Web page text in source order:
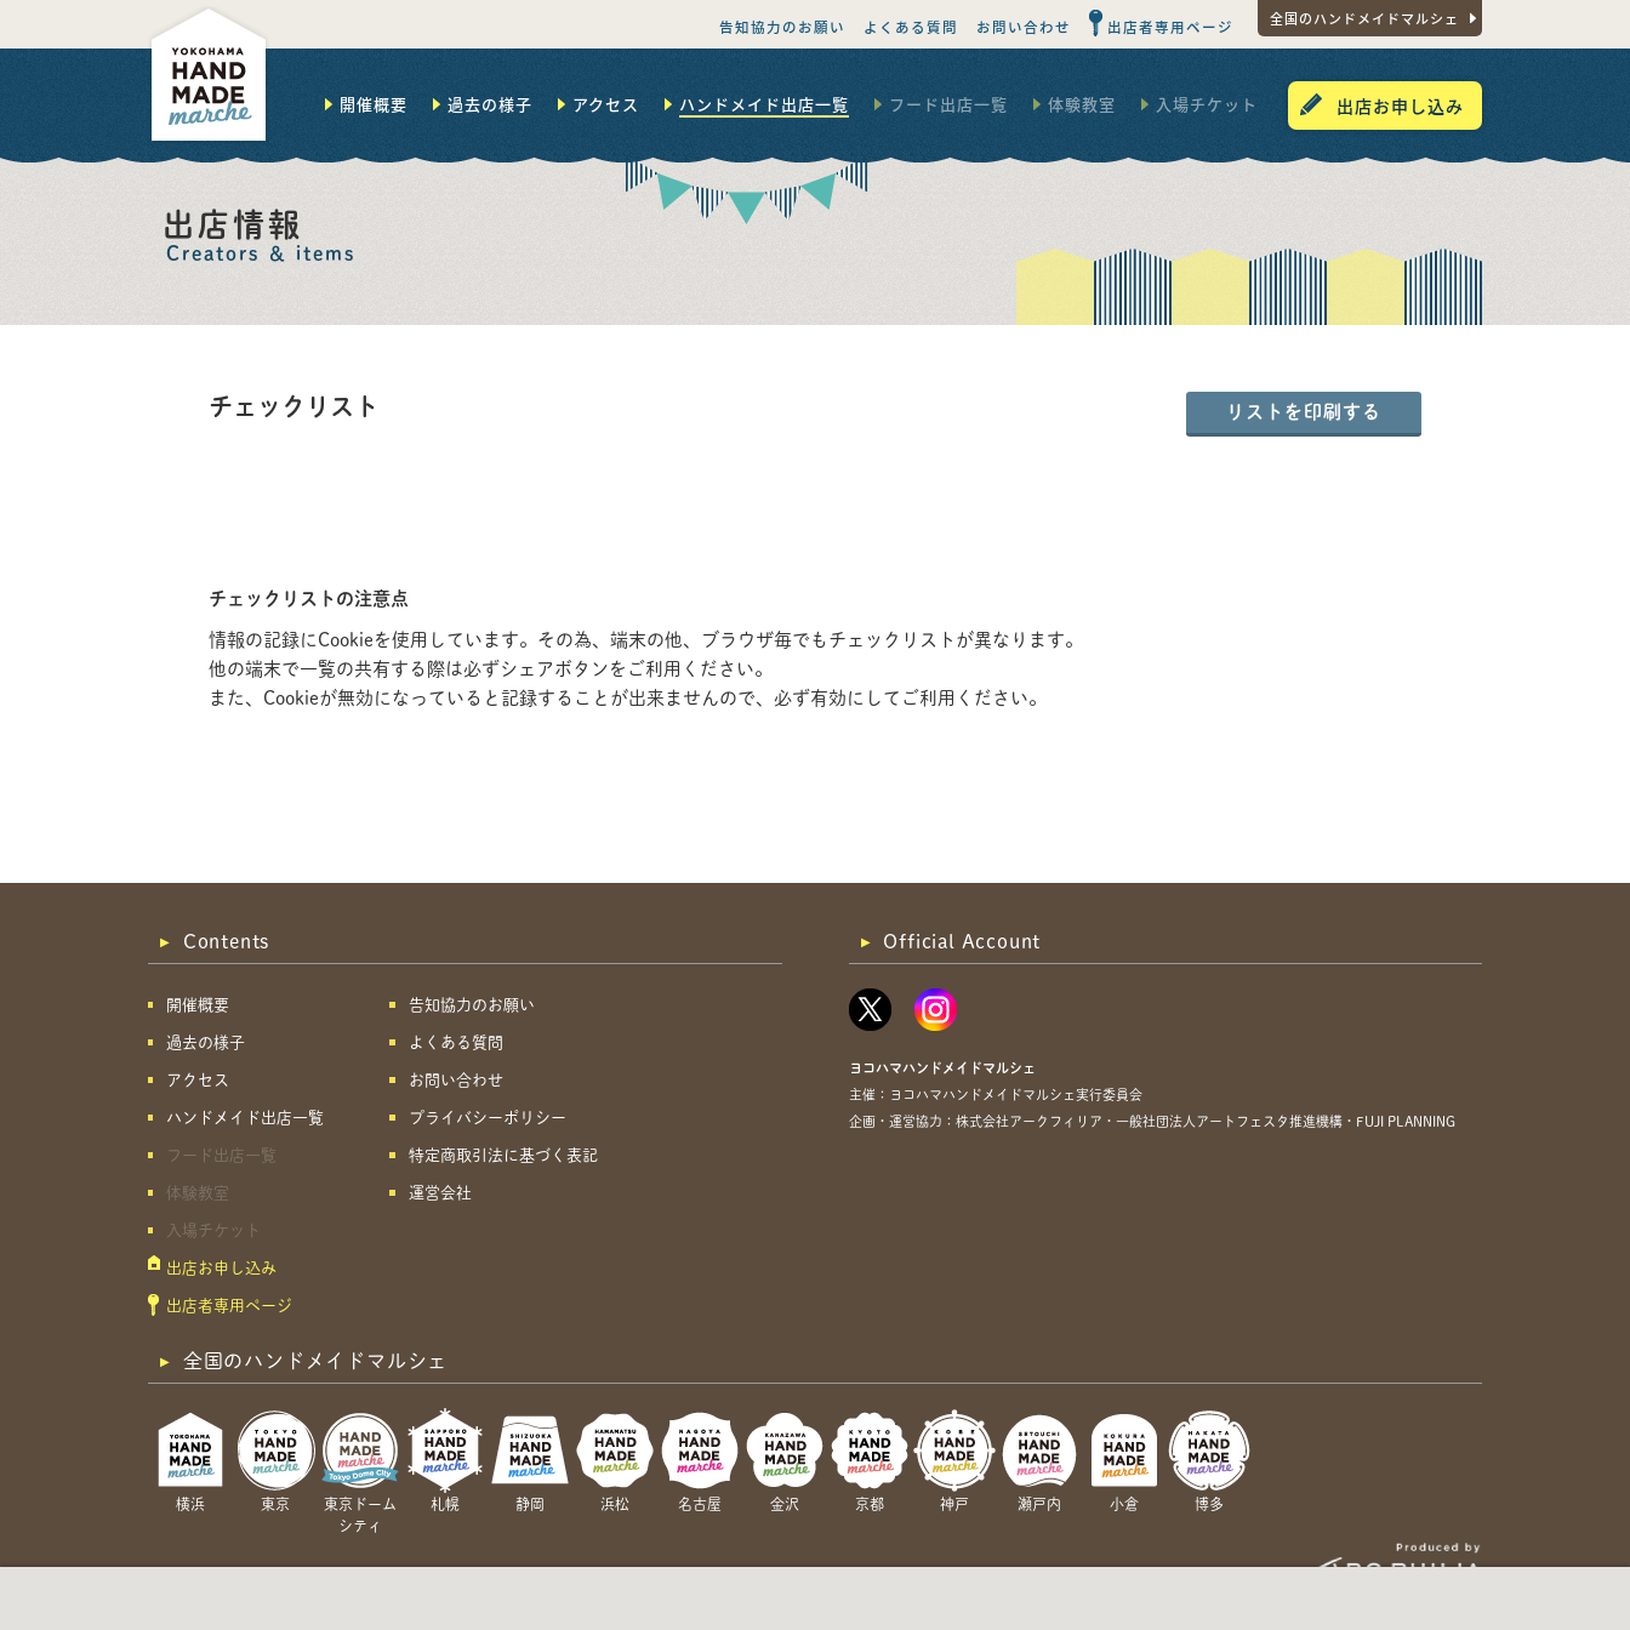
告知協力のお願い よくある質問 お問い合わせ 出店者専用ページ 全国のハンドメイドマルシェ
開催概要 過去の様子 アクセス ハンドメイド出店一覧 フード出店一覧 体験教室 入場チケット 出店お申し込み
出店情報
Creators ＆ items
チェックリスト リストを印刷する
チェックリストの注意点
情報の記録にCookieを使用しています。その為、端末の他、ブラウザ毎でもチェックリストが異なります。
他の端末で一覧の共有する際は必ずシェアボタンをご利用ください。
また、Cookieが無効になっていると記録することが出来ませんので、必ず有効にしてご利用ください。
Contents
開催概要
過去の様子
アクセス
ハンドメイド出店一覧
フード出店一覧
体験教室
入場チケット
出店お申し込み
出店者専用ページ
告知協力のお願い
よくある質問
お問い合わせ
プライバシーポリシー
特定商取引法に基づく表記
運営会社
Official Account
ヨコハマハンドメイドマルシェ
主催：ヨコハマハンドメイドマルシェ実行委員会
企画・運営協力：株式会社アークフィリア・一般社団法人アートフェスタ推進機構・FUJI PLANNING
全国のハンドメイドマルシェ
横浜 東京
東京ドーム
シティ
札幌 静岡 浜松 名古屋 金沢 京都 神戸 瀬戸内 小倉 博多